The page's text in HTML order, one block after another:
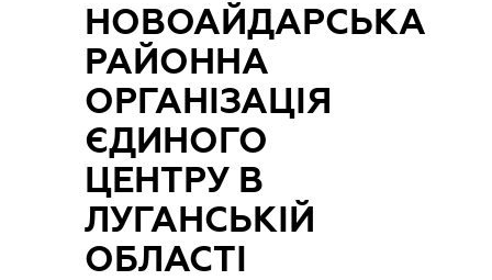
НОВОАЙДАРСЬКА
РАЙОННА
ОРГАНІЗАЦІЯ
ЄДИНОГО
ЦЕНТРУ В
ЛУГАНСЬКІЙ
ОБЛАСТІ